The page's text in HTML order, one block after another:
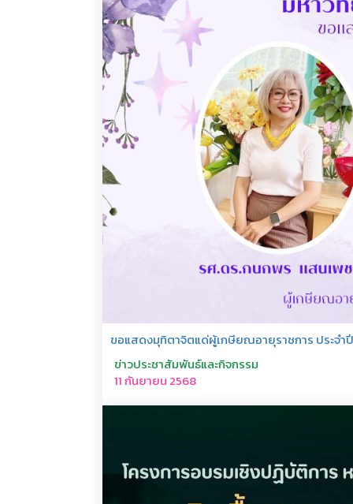
ขอแสดงมุทิตาจิตแด่ผู้เกษียณอายุราชการ ประจำ
ข่าวประชาสัมพันธ์และกิจกรรม
11 กันยายน 2568